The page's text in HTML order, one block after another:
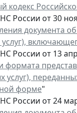
кодекс
России от 30
документа
России от 13
формата
услуг),
форме"
России от 24